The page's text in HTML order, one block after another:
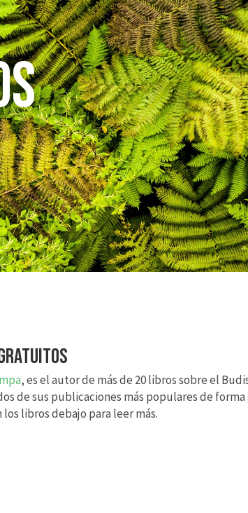
, es el autor de más de 20 libros sobre el
de sus publicaciones más populares de
libros debajo para leer más.